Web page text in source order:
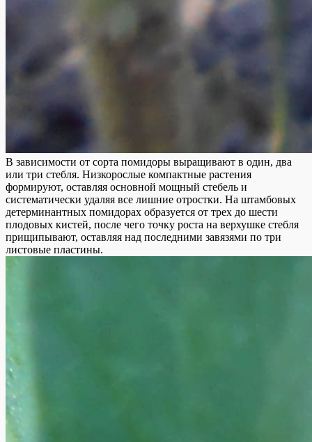
В зависимости от сорта помидоры выращивают в один, два
или три стебля. Низкорослые компактные растения
формируют, оставляя основной мощный стебель и
систематически удаляя все лишние отростки. На штамбовых
детерминантных помидорах образуется от трех до шести
плодовых кистей, после чего точку роста на верхушке стебля
прищипывают, оставляя над последними завязями по три
листовые пластины.